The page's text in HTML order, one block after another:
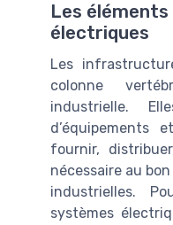
Les
électriques
Les
colonne
industrielle.
d’équipements
fournir,
nécessaire au
industrielles.
systèmes